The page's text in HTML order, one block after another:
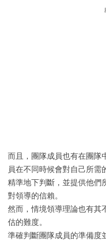
而且，團隊成員也有在團
員在不同時候會對自己所需
精準地下判斷，並提供他們
對領導的信賴。
然而，情境領導理論也有其
估的難度。
準確判斷團隊成員的準備度